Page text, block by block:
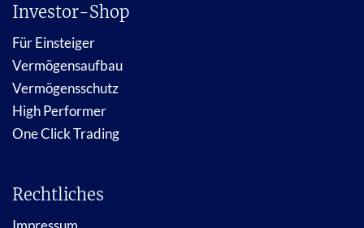
Investor-Shop
Für Einsteiger
Vermögensaufbau
Vermögensschutz
High Performer
One Click Trading
Rechtliches